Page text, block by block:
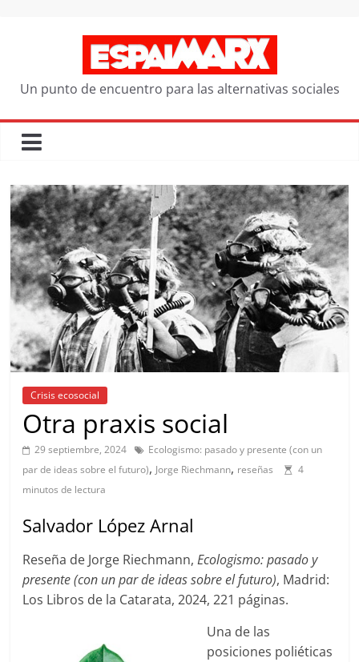
Un punto de encuentro para las alternativas sociales
Crisis ecosocial
Otra praxis social
29 septiembre, 2024
Ecologismo: pasado y presente (con un
par de ideas sobre el futuro), Jorge Riechmann, reseñas
4
minutos de lectura
Salvador López Arnal
Reseña de Jorge Riechmann,Ecologismo: pasado y
presente (con un par de ideas sobre el futuro), Madrid:
Los Libros de la Catarata, 2024, 221 páginas.
Una de las
posiciones poliéticas